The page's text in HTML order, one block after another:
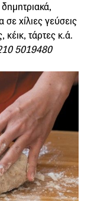
χίλιες γεύσεις
τάρτες κ.ά.
5019480